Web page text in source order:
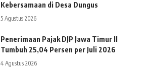
Kebersamaan di Desa Dungus
5 Agustus 2026
Penerimaan Pajak DJP Jawa Timur II
Tumbuh 25,04 Persen per Juli 2026
4 Agustus 2026